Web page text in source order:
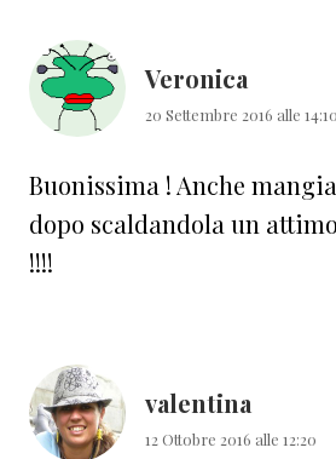
Veronica
20 Settembre 2016 alle 14:10
Buonissima ! Anche
dopo scaldandola un
!!!!
valentina
12 Ottobre 2016 alle 12:20